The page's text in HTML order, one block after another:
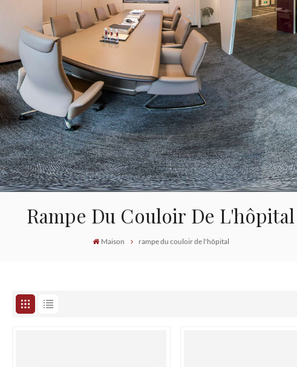
Rampe Du Couloir De L'hôpital
Maison rampe du couloir de l'hôpital